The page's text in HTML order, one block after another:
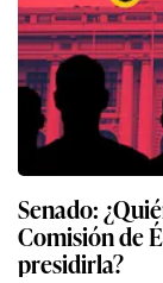
Senado:
Comisión de
presidirla?